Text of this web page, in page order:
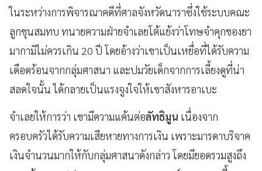
ในระหว่างการพิจารณาคดีที่ศาลจังหวัดนาราซึ่งใช้ระบบคณะ
ลูกขุนสมทบ ทนายความฝ่ายจำเลยโต้แย้งว่าโทษจำคุกของยา
มากามิไม่ควรเกิน 20 ปี โดยอ้างว่าเขาเป็นเหยื่อที่ได้รับความ
เดือดร้อนจากกลุ่มศาสนา และปมวัยเด็กจากการเลี้ยงดูที่น่า
สลดใจนั้น ได้กลายเป็นแรงจูงใจให้เขาสังหารอาเบะ
จำเลยให้การว่า เขามีความแค้นต่อลัทธิมูน เนื่องจาก
ครอบครัวได้รับความเสียหายทางการเงิน เพราะมารดาบริจาค
เงินจำนวนมากให้กับกลุ่มศาสนาดังกล่าว โดยมียอดรวมสูงถึง